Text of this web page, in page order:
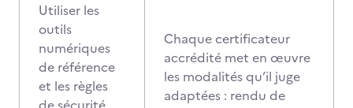
Utiliser les
outils
numériques
de référence
et les règles
Chaque certificateur
accrédité met en œuvre
les modalités qu’il juge
adaptées : rendu de